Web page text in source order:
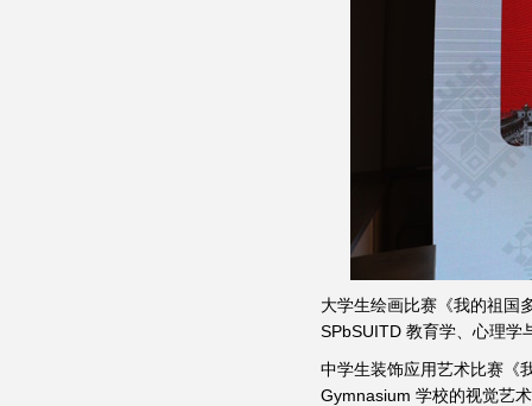
大学生绘画比赛《我的祖
SPbSUITD 教育学、心理学
中学生装饰应用艺术比赛《
Gymnasium 学校的视觉艺